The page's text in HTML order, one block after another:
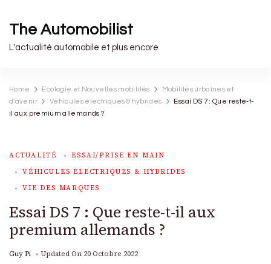
The Automobilist
L'actualité automobile et plus encore
Home Ecologie et Nouvelles mobilités
Mobilités urbaines et
d'avenir
Véhicules électriques & hybrides
Essai DS 7 : Que reste-t-
il aux premium allemands ?
ACTUALITÉ
ESSAI/PRISE EN MAIN
VÉHICULES ÉLECTRIQUES & HYBRIDES
VIE DES MARQUES
Essai DS 7 : Que reste-t-il aux
premium allemands ?
Guy Pi Updated On 20 Octobre 2022